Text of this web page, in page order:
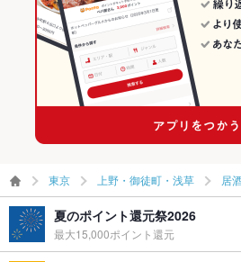
東京 上野・御徒町・浅草 居
夏のポイント還元祭2026
最大15,000ポイント還元